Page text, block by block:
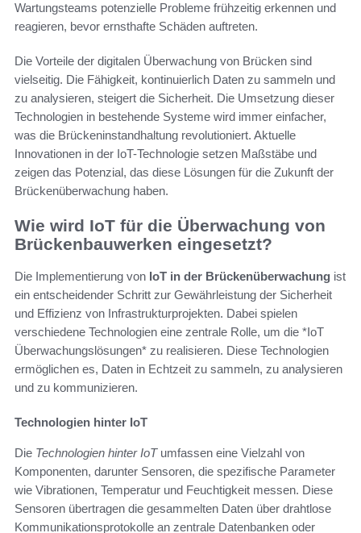
Wartungsteams potenzielle Probleme frühzeitig erkennen und
reagieren, bevor ernsthafte Schäden auftreten.
Die Vorteile der digitalen Überwachung von Brücken sind
vielseitig. Die Fähigkeit, kontinuierlich Daten zu sammeln und
zu analysieren, steigert die Sicherheit. Die Umsetzung dieser
Technologien in bestehende Systeme wird immer einfacher,
was die Brückeninstandhaltung revolutioniert. Aktuelle
Innovationen in der IoT-Technologie setzen Maßstäbe und
zeigen das Potenzial, das diese Lösungen für die Zukunft der
Brückenüberwachung haben.
Wie wird IoT für die Überwachung von
Brückenbauwerken eingesetzt?
Die Implementierung von IoT in der Brückenüberwachung ist
ein entscheidender Schritt zur Gewährleistung der Sicherheit
und Effizienz von Infrastrukturprojekten. Dabei spielen
verschiedene Technologien eine zentrale Rolle, um die *IoT
Überwachungslösungen* zu realisieren. Diese Technologien
ermöglichen es, Daten in Echtzeit zu sammeln, zu analysieren
und zu kommunizieren.
Technologien hinter IoT
Die Technologien hinter IoTumfassen eine Vielzahl von
Komponenten, darunter Sensoren, die spezifische Parameter
wie Vibrationen, Temperatur und Feuchtigkeit messen. Diese
Sensoren übertragen die gesammelten Daten über drahtlose
Kommunikationsprotokolle an zentrale Datenbanken oder